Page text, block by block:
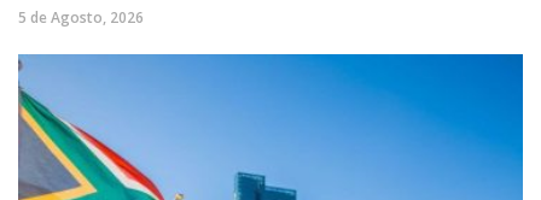
5 de Agosto, 2026